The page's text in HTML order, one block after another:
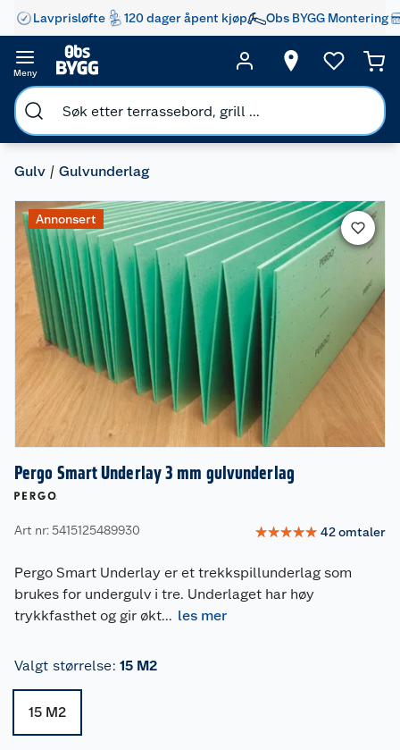
Lavprisløfte 120 dager åpent kjøp Obs BYGG Montering
Meny
Gulv Gulvunderlag
Annonsert
Pergo Smart Underlay 3 mm gulvunderlag
Art nr: 5415125489930 ☆☆☆☆☆ 42omtaler
Pergo Smart Underlay er et trekkspillunderlag som
brukes for undergulv i tre. Underlaget har høy
trykkfasthet og gir økt... les mer
Valgt størrelse: 15 M2
15 M2